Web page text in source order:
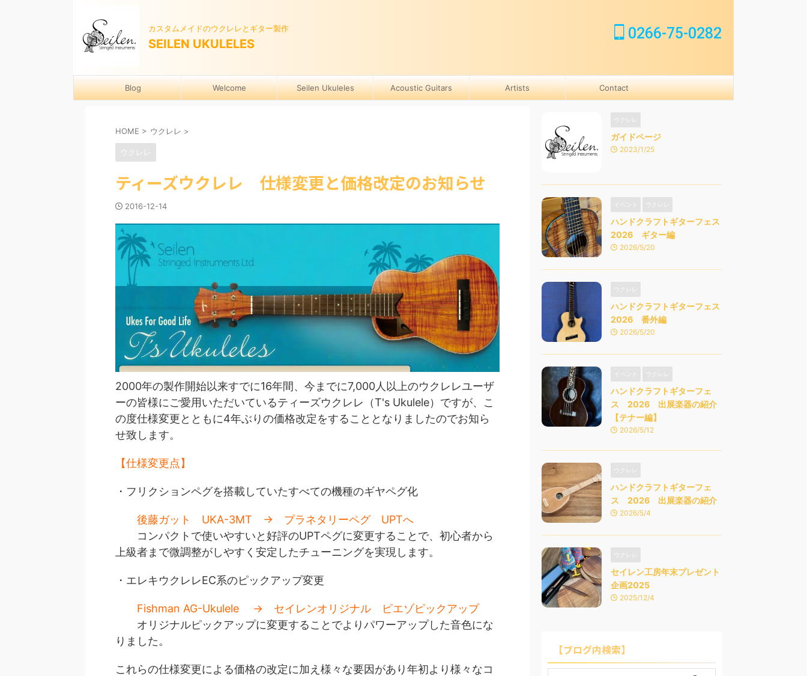
カスタムメイドのウクレレとギター製作
SEILEN UKULELES
0266-75-0282
Blog Welcome Seilen Ukuleles Acoustic Guitars Artists Contact
HOME > ウクレレ >
ウクレレ
ティーズウクレレ 仕様変更と価格改定のお知らせ
2016-12-14
2000年の製作開始以来すでに16年間、今までに7,000人以上のウクレレユーザ
ーの皆様にご愛用いただいているティーズウクレレ（T's Ukulele）ですが、こ
の度仕様変更とともに4年ぶりの価格改定をすることとなりましたのでお知ら
せ致します。
【仕様変更点】
・フリクションペグを搭載していたすべての機種のギヤペグ化
後藤ガット UKA-3MT → プラネタリーペグ UPTへ
コンパクトで使いやすいと好評のUPTペグに変更することで、初心者から
上級者まで微調整がしやすく安定したチューニングを実現します。
・エレキウクレレEC系のピックアップ変更
Fishman AG-Ukulele → セイレンオリジナル ピエゾピックアップ
オリジナルピックアップに変更することでよりパワーアップした音色にな
りました。
これらの仕様変更による価格の改定に加え様々な要因があり年初より様々なコ
ガイドページ
2023/1/25
ハンドクラフトギターフェス
2026 ギター編
2026/5/20
ハンドクラフトギターフェス
2026 番外編
2026/5/20
ハンドクラフトギターフェ
ス 2026 出展楽器の紹介
【テナー編】
2026/5/12
ハンドクラフトギターフェ
ス 2026 出展楽器の紹介
2026/5/4
セイレン工房年末プレゼント
企画2025
2025/12/4
【ブログ内検索】